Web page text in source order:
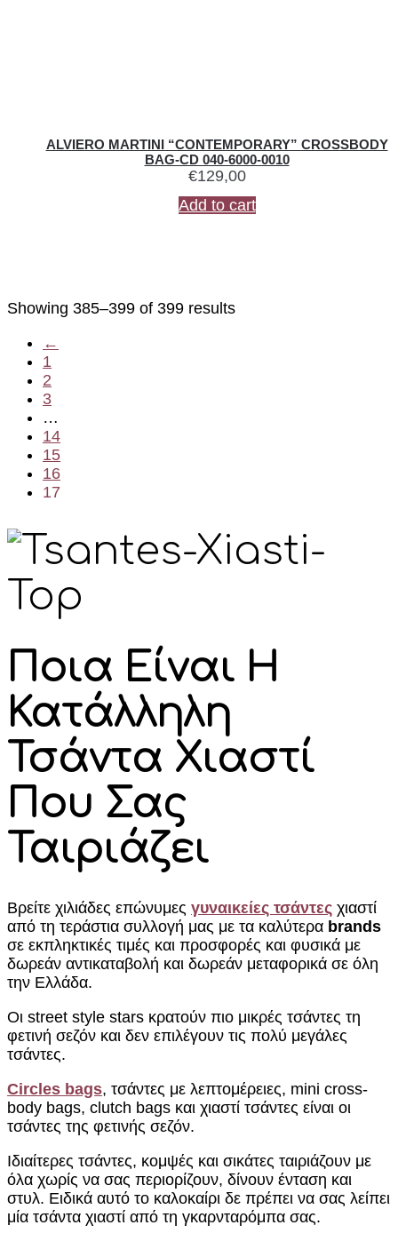
ALVIERO MARTINI “CONTEMPORARY” CROSSBODY
BAG-CD 040-6000-0010
€129,00
Add to cart
Showing 385–399 of 399 results
←
1
2
3
…
14
15
16
17
Ποια Είναι Η
Κατάλληλη
Τσάντα Χιαστί
Που Σας
Ταιριάζει
Βρείτε χιλιάδες επώνυμες γυναικείες τσάντες χιαστί
από τη τεράστια συλλογή μας με τα καλύτερα brands
σε εκπληκτικές τιμές και προσφορές και φυσικά με
δωρεάν αντικαταβολή και δωρεάν μεταφορικά σε όλη
την Ελλάδα.
Οι street style stars κρατούν πιο μικρές τσάντες τη
φετινή σεζόν και δεν επιλέγουν τις πολύ μεγάλες
τσάντες.
Circles bags, τσάντες με λεπτομέρειες, mini cross-
body bags, clutch bags και χιαστί τσάντες είναι οι
τσάντες της φετινής σεζόν.
Ιδιαίτερες τσάντες, κομψές και σικάτες ταιριάζουν με
όλα χωρίς να σας περιορίζουν, δίνουν ένταση και
στυλ. Ειδικά αυτό το καλοκαίρι δε πρέπει να σας λείπει
μία τσάντα χιαστί από τη γκαρνταρόμπα σας.